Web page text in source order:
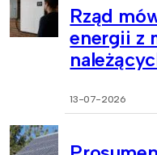
Rząd
energii z
13-07-2026